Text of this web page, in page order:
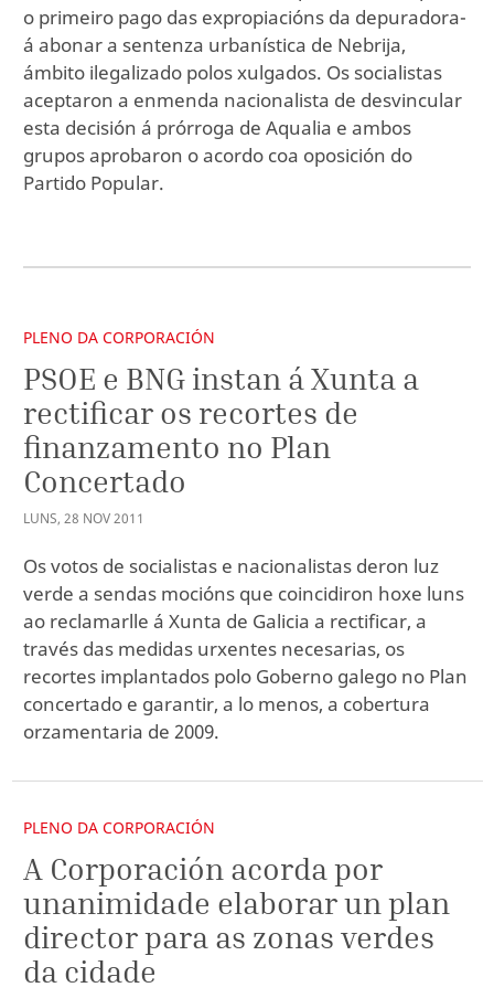
o primeiro pago das expropiacións da depuradora-
á abonar a sentenza urbanística de Nebrija,
ámbito ilegalizado polos xulgados. Os socialistas
aceptaron a enmenda nacionalista de desvincular
esta decisión á prórroga de Aqualia e ambos
grupos aprobaron o acordo coa oposición do
Partido Popular.
PLENO DA CORPORACIÓN
PSOE e BNG instan á Xunta a
rectificar os recortes de
finanzamento no Plan
Concertado
LUNS, 28 NOV2011
Os votos de socialistas e nacionalistas deron luz
verde a sendas mocións que coincidiron hoxe luns
ao reclamarlle á Xunta de Galicia a rectificar, a
través das medidas urxentes necesarias, os
recortes implantados polo Goberno galego no Plan
concertado e garantir, a lo menos, a cobertura
orzamentaria de 2009.
PLENO DA CORPORACIÓN
A Corporación acorda por
unanimidade elaborar un plan
director para as zonas verdes
da cidade